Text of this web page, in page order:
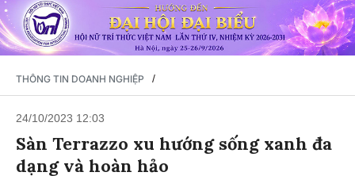
THÔNG TIN DOANH NGHIỆP /
24/10/2023 12:03
Sàn Terrazzo xu hướng sống xanh đa
dạng và hoàn hảo